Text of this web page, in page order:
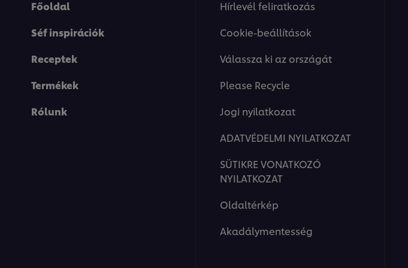
Főoldal
Séf inspirációk
Receptek
Termékek
Rólunk
Hírlevél feliratkozás
Cookie-beállítások
Válassza ki az országát
Please Recycle
Jogi nyilatkozat
ADATVÉDELMI NYILATKOZAT
SÜTIKRE VONATKOZÓ
NYILATKOZAT
Oldaltérkép
Akadálymentesség